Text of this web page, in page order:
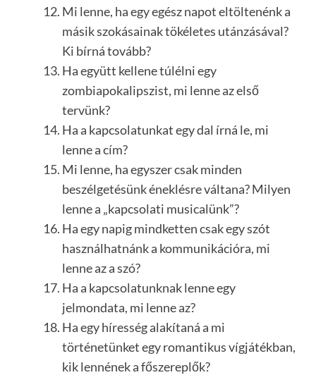
Mi lenne, ha egy egész napot eltöltenénk a
másik szokásainak tökéletes utánzásával?
Ki bírná tovább?
Ha együtt kellene túlélni egy
zombiapokalipszist, mi lenne az első
tervünk?
Ha a kapcsolatunkat egy dal írná le, mi
lenne a cím?
Mi lenne, ha egyszer csak minden
beszélgetésünk éneklésre váltana? Milyen
lenne a „kapcsolati musicalünk”?
Ha egy napig mindketten csak egy szót
használhatnánk a kommunikációra, mi
lenne az a szó?
Ha a kapcsolatunknak lenne egy
jelmondata, mi lenne az?
Ha egy híresség alakítaná a mi
történetünket egy romantikus vígjátékban,
kik lennének a főszereplők?